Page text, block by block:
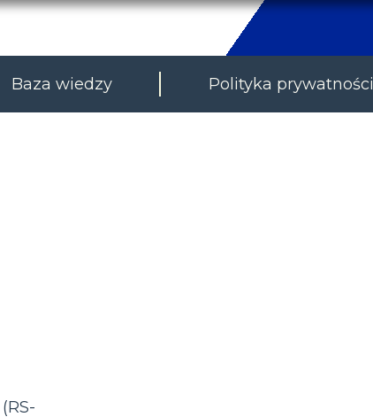
Baza wiedzy Polityka prywatności